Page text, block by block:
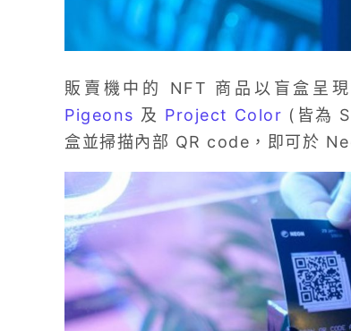
販賣機中的 NFT 商品以盲盒呈
Pigeons 及 Project Color (皆為
盒並掃描內部 QR code，即可於